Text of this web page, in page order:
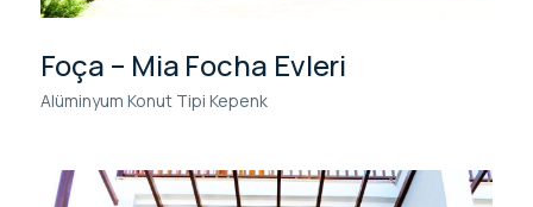
Foça – Mia Focha Evleri
Alüminyum Konut Tipi Kepenk